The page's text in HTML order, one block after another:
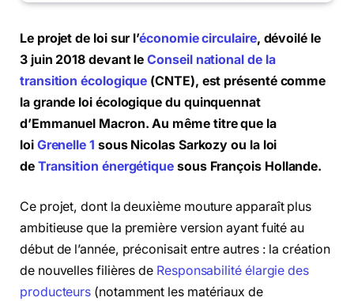
Le projet de loi sur l’économie circulaire, dévoilé le
3 juin 2018 devant leConseil national de la
transition écologique (CNTE), est présenté comme
la grande loi écologique du quinquennat
d’Emmanuel Macron. Au même titre que la
loi Grenelle 1 sous Nicolas Sarkozy ou la loi
de Transition énergétique sous François Hollande.
Ce projet, dont la deuxième mouture apparaît plus
ambitieuse que la première version ayant fuité au
début de l’année, préconisait entre autres : la création
de nouvelles filières de Responsabilité élargie des
producteurs (notamment les matériaux de